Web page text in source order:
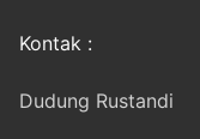
Kontak :
Dudung Rustandi